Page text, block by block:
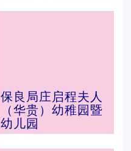
保良局庄启程夫人
（华贵）幼稚园暨
幼儿园